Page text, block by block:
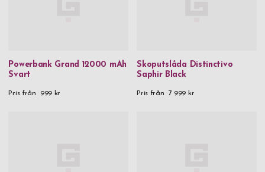
Powerbank Grand 12000 mAh
Svart
Pris från 999 kr
Skoputslåda Distinctivo
Saphir Black
Pris från 7 999 kr